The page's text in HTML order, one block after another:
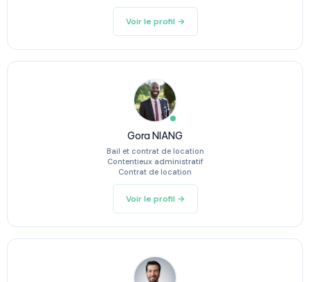
Voir le profil →
Gora NIANG
Bail et contrat de location
Contentieux administratif
Contrat de location
Voir le profil →